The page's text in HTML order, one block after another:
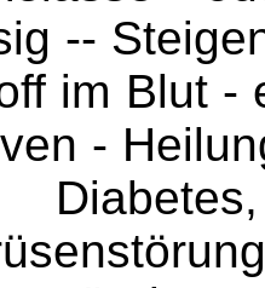
--
im Blut -
-